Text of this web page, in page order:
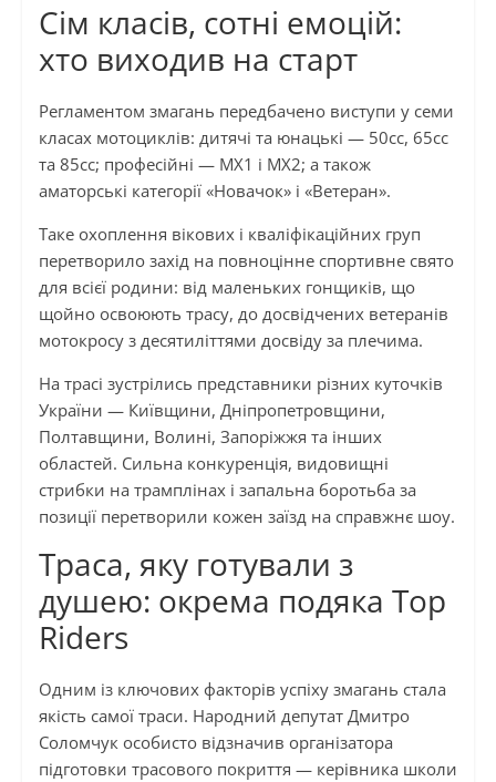
Сім класів, сотні емоцій:
хто виходив на старт
Регламентом змагань передбачено виступи у семи
класах мотоциклів: дитячі та юнацькі — 50cc, 65cc
та 85cc; професійні — MX1 і MX2; а також
аматорські категорії «Новачок» і «Ветеран».
Таке охоплення вікових і кваліфікаційних груп
перетворило захід на повноцінне спортивне свято
для всієї родини: від маленьких гонщиків, що
щойно освоюють трасу, до досвідчених ветеранів
мотокросу з десятиліттями досвіду за плечима.
На трасі зустрілись представники різних куточків
України — Київщини, Дніпропетровщини,
Полтавщини, Волині, Запоріжжя та інших
областей. Сильна конкуренція, видовищні
стрибки на трамплінах і запальна боротьба за
позиції перетворили кожен заїзд на справжнє шоу.
Траса, яку готували з
душею: окрема подяка Top
Riders
Одним із ключових факторів успіху змагань стала
якість самої траси. Народний депутат Дмитро
Соломчук особисто відзначив організатора
підготовки трасового покриття — керівника школи